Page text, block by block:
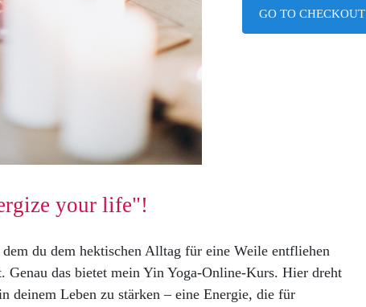
GO TO CHECKOUT
your life"!
du dem hektischen Alltag für eine Weile entfliehen
Genau das bietet mein Yin Yoga-Online-Kurs. Hier dreht
deinem Leben zu stärken – eine Energie, die für